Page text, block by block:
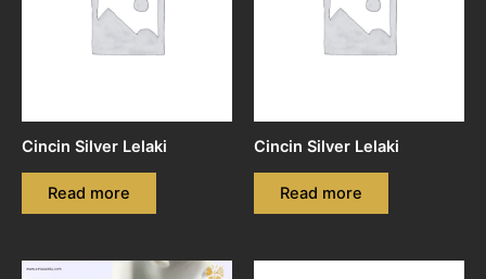
Cincin Silver Lelaki
Read more
Cincin Silver Lelaki
Read more